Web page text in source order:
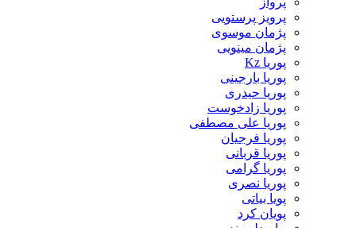
پرویز پرستویی
پژمان موسوی
پژمان مینویی
پوریا Kz
پوریا بارجینی
پوریا حیدری
پوریا زادخوست
پوریا علی مصطفی
پوریا فرجیان
پوریا قربانی
پوریا گرامی
پوریا نصری
پویا بیاتی
پویان کرد